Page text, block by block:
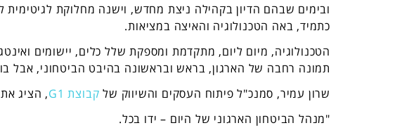
ובימים שבהם הדיון בקהילה ניצת מחדש, וישנה מחלוקת
כתמיד, באה הטכנולוגיה והאיצה במציאות.
הטכנולוגיה, מיום ליום, מתקדמת ומספקת שלל כלים, יישומים
תמונה רחבה של הארגון, בראש ובראשונה בהיבט הביטחוני, אבל
שרון עמיר, סמנכ"ל פיתוח העסקים והשיווק של קבוצת G1
, הציג את
"מנהל הביטחון הארגוני של היום – ידו בכל.